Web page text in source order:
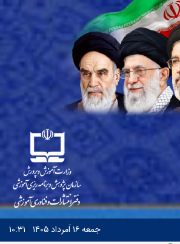
جمعه۱۶ اَمرداد ۱۴۰۵ ۱۰:۳۱